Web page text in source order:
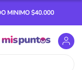
MINIMO $40.000